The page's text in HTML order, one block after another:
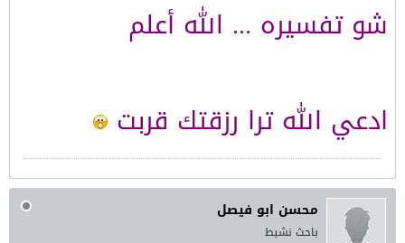
شو تفسيره ... الله أعلم
ادعي الله ترا رزقتك قربت
محسن ابو فيصل
باحث نشيط